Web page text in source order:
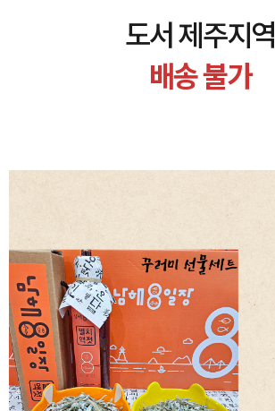
도서 제주지역
배송 불가